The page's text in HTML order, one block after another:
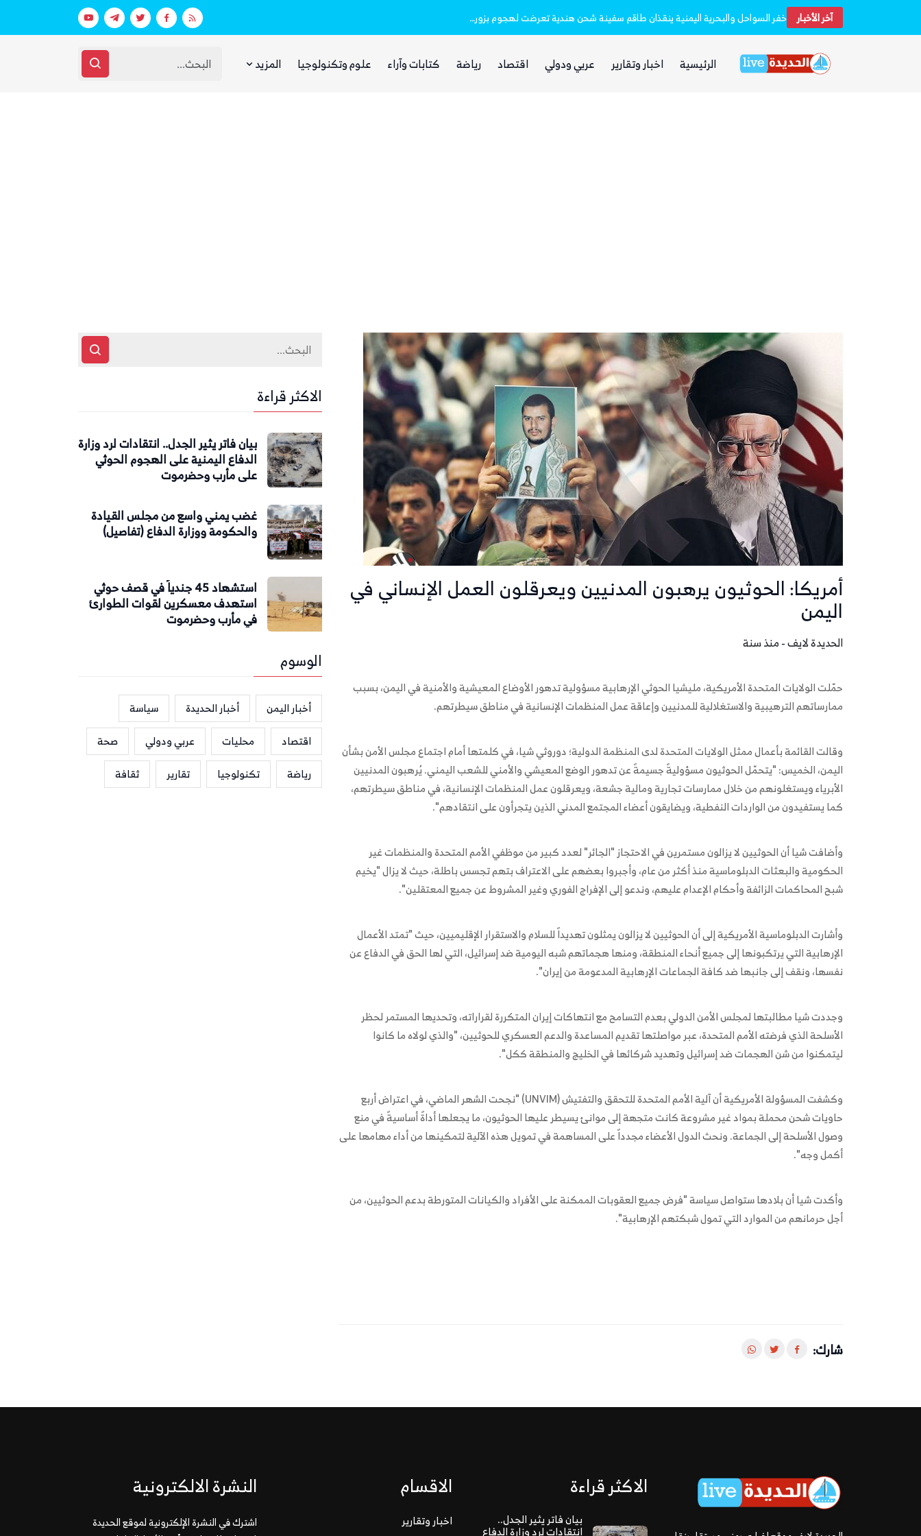
آخر الأخبار خفر السواحل والبحرية اليمنية ينقذان طاقم سفينة شحن هندية تعرضت لهجوم بزورق مفخخ بينما يجوع اليمنيون.. شبكات حوثية
الرئيسية اخبار وتقارير عربي ودولي اقتصاد رياضة كتابات وآراء علوم وتكنولوجيا المزيد
أمريكا: الحوثيون يرهبون المدنيين ويعرقلون العمل الإنساني في
اليمن
الحديدة لايف - منذ سنة
حمّلت الولايات المتحدة الأمريكية، مليشيا الحوثي الإرهابية مسؤولية تدهور الأوضاع المعيشية والأمنية في اليمن، بسبب
ممارساتهم الترهيبية والاستغلالية للمدنيين وإعاقة عمل المنظمات الإنسانية في مناطق سيطرتهم.
وقالت القائمة بأعمال ممثل الولايات المتحدة لدى المنظمة الدولية؛ دوروثي شيا، في كلمتها أمام اجتماع مجلس الأمن بشأن
اليمن، الخميس: "يتحمّل الحوثيون مسؤوليةً جسيمةً عن تدهور الوضع المعيشي والأمني للشعب اليمني. يُرهبون المدنيين
الأبرياء ويستغلونهم من خلال ممارسات تجارية ومالية جشعة، ويعرقلون عمل المنظمات الإنسانية، في مناطق سيطرتهم،
كما يستفيدون من الواردات النفطية، ويضايقون أعضاء المجتمع المدني الذين يتجرأون على انتقادهم".
وأضافت شيا أن الحوثيين لا يزالون مستمرين في الاحتجاز "الجائر" لعدد كبير من موظفي الأمم المتحدة والمنظمات غير
الحكومية والبعثات الدبلوماسية منذ أكثر من عام، وأجبروا بعضهم على الاعتراف بتهم تجسس باطلة، حيث لا يزال "يخيم
شبح المحاكمات الزائفة وأحكام الإعدام عليهم، وندعو إلى الإفراج الفوري وغير المشروط عن جميع المعتقلين".
وأشارت الدبلوماسية الأمريكية إلى أن الحوثيين لا يزالون يمثلون تهديداً للسلام والاستقرار الإقليميين، حيث "تمتد الأعمال
الإرهابية التي يرتكبونها إلى جميع أنحاء المنطقة، ومنها هجماتهم شبه اليومية ضد إسرائيل، التي لها الحق في الدفاع عن
نفسها، ونقف إلى جانبها ضد كافة الجماعات الإرهابية المدعومة من إيران".
وجددت شيا مطالبتها لمجلس الأمن الدولي بعدم التسامح مع انتهاكات إيران المتكررة لقراراته، وتحديها المستمر لحظر
الأسلحة الذي فرضته الأمم المتحدة، عبر مواصلتها تقديم المساعدة والدعم العسكري للحوثيين، "والذي لولاه ما كانوا
ليتمكنوا من شن الهجمات ضد إسرائيل وتهديد شركائها في الخليج والمنطقة ككل".
وكشفت المسؤولة الأمريكية أن آلية الأمم المتحدة للتحقق والتفتيش (UNVIM) "نجحت الشهر الماضي، في اعتراض أربع
حاويات شحن محملة بمواد غير مشروعة كانت متجهة إلى موانئ يسيطر عليها الحوثيون، ما يجعلها أداةً أساسيةً في منع
وصول الأسلحة إلى الجماعة. ونحث الدول الأعضاء مجدداً على المساهمة في تمويل هذه الآلية لتمكينها من أداء مهامها على
أكمل وجه".
وأكدت شيا أن بلادها ستواصل سياسة "فرض جميع العقوبات الممكنة على الأفراد والكيانات المتورطة بدعم الحوثيين، من
أجل حرمانهم من الموارد التي تمول شبكتهم الإرهابية".
شارك:
الاكثر قراءة
بيان فاتر يثير الجدل.. انتقادات لرد وزارة
الدفاع اليمنية على الهجوم الحوثي
على مأرب وحضرموت
غضب يمني واسع من مجلس القيادة
والحكومة ووزارة الدفاع (تفاصيل)
استشهاد 45 جندياً في قصف حوثي
استهدف معسكرين لقوات الطوارئ
في مأرب وحضرموت
الوسوم
أخبار اليمن أخبار الحديدة
سياسة
اقتصاد
محليات عربي ودولي
صحة
رياضة
تكنولوجيا تقارير ثقافة
الاكثر قراءة
بيان فاتر يثير الجدل..
انتقادات لرد وزارة الدفاع
الاقسام
اخبار وتقارير
النشرة الالكترونية
اشترك في النشرة الإلكترونية لموقع الحديدة